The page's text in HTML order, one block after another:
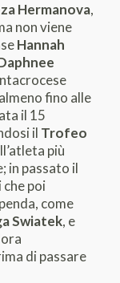
Hermanova,
non viene
Hannah
fino alle
il 15
il Trofeo
più
in passato il
poi
come
Swiatek, e
di passare